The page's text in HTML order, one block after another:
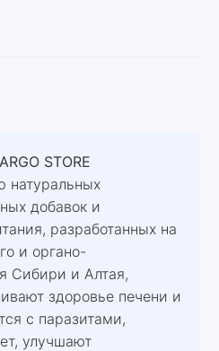
STORE
натуральных
добавок и
разработанных на
и органо-
Сибири и Алтая,
здоровье печени и
с паразитами,
улучшают